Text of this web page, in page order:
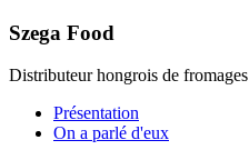
Szega Food
Distributeur hongrois de fromages
Présentation
On a parlé d'eux